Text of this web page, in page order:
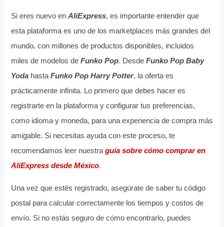
Si eres nuevo en AliExpress, es importante entender que
esta plataforma es uno de los marketplaces más grandes del
mundo, con millones de productos disponibles, incluidos
miles de modelos de Funko Pop. Desde Funko Pop Baby
Yodahasta Funko Pop Harry Potter, la oferta es
prácticamente infinita. Lo primero que debes hacer es
registrarte en la plataforma y configurar tus preferencias,
como idioma y moneda, para una experiencia de compra más
amigable. Si necesitas ayuda con este proceso, te
recomendamos leer nuestra guía sobre cómo comprar en
AliExpress desde México.
Una vez que estés registrado, asegúrate de saber tu código
postal para calcular correctamente los tiempos y costos de
envío. Si no estás seguro de cómo encontrarlo, puedes